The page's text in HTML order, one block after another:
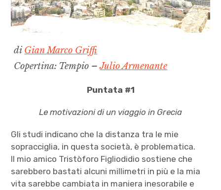
di Gian Marco Griffi
Copertina: Tempio –Julio Armenante
Puntata #1
Le motivazioni di un viaggio in Grecia
Gli studi indicano che la distanza tra le mie
sopracciglia, in questa società, è problematica.
Il mio amico Tristòforo Figliodidio sostiene che
sarebbero bastati alcuni millimetri in più e la mia
vita sarebbe cambiata in maniera inesorabile e